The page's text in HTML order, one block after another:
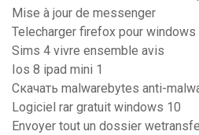
Mise à jour de messenger
Telecharger firefox pour windows
Sims 4 vivre ensemble avis
Ios 8 ipad mini 1
Скачать malwarebytes anti-
Logiciel rar gratuit windows 10
Envoyer tout un dossier